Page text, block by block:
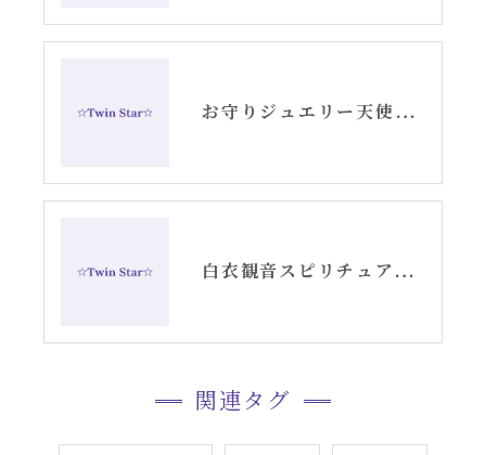
お守りジュエリー天使の羽根シルバーピアス
白衣観音スピリチュアル女神開花チーム活動記録YouTube②
関連タグ